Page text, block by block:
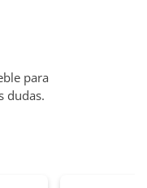
para
dudas.